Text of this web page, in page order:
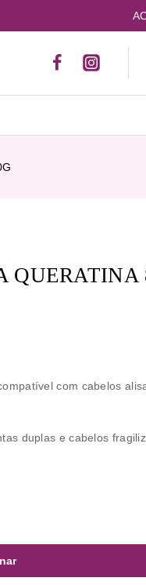
QUERATINA
com cabelos
duplas e cabelos